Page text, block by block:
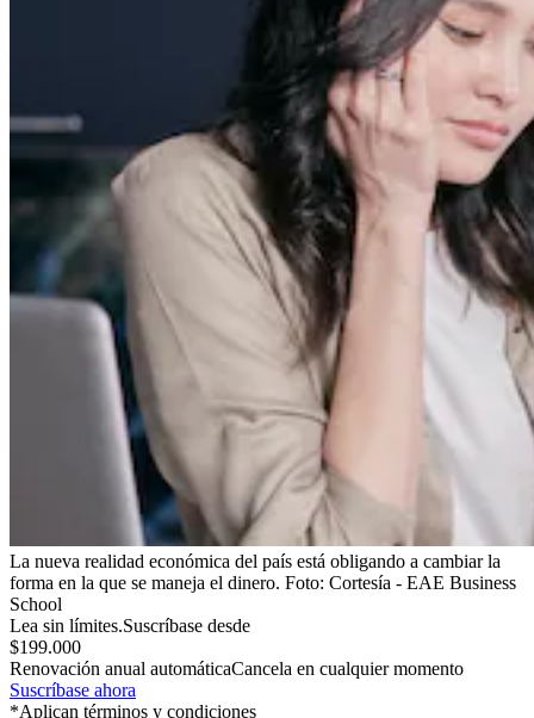
La nueva realidad económica del país está obligando a cambiar la
forma en la que se maneja el dinero. Foto: Cortesía - EAE Business
School
Lea sin límites.Suscríbase desde
$199.000
Renovación anual automáticaCancela en cualquier momento
Suscríbase ahora
*Aplican términos y condiciones